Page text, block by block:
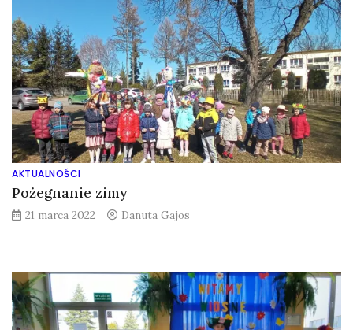
AKTUALNOŚCI
Pożegnanie zimy
21 marca 2022 Danuta Gajos